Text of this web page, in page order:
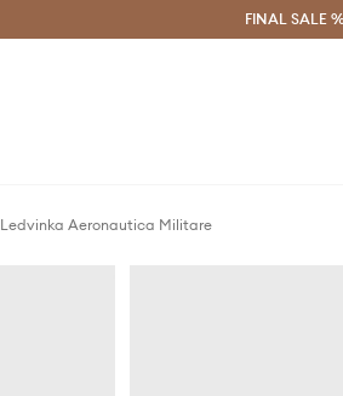
Doručení a vrácení zdarma (od 1800 Kč)
FINAL SALE
Ledvinka Aeronautica Militare